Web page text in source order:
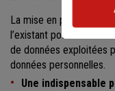
La mise en place du
l’existant pour
de données exploitées
données personnelles.
Une indispensable